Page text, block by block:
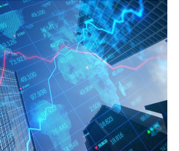
CONTATO